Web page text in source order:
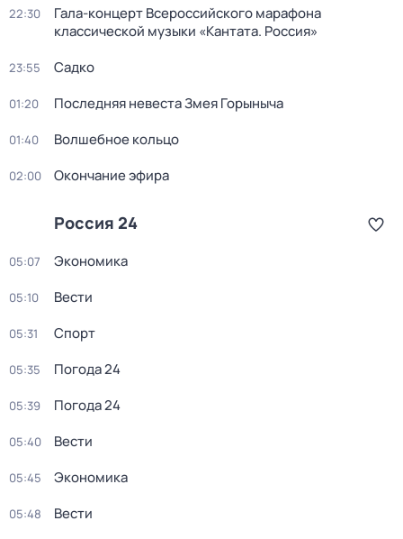
22:30
Гала-концерт Всероссийского марафона
классической музыки «Кантата. Россия»
23:55 Садко
01:20 Последняя невеста Змея Горыныча
01:40 Волшебное кольцо
02:00 Окончание эфира
Россия 24
05:07 Экономика
05:10 Вести
05:31 Спорт
05:35 Погода 24
05:39 Погода 24
05:40 Вести
05:45 Экономика
05:48 Вести